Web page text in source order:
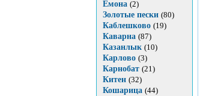
Емона (2)
Золотые пески (80)
Каблешково (19)
Каварна (87)
Казанлык (10)
Карлово (3)
Карнобат (21)
Китен (32)
Кошарица (44)